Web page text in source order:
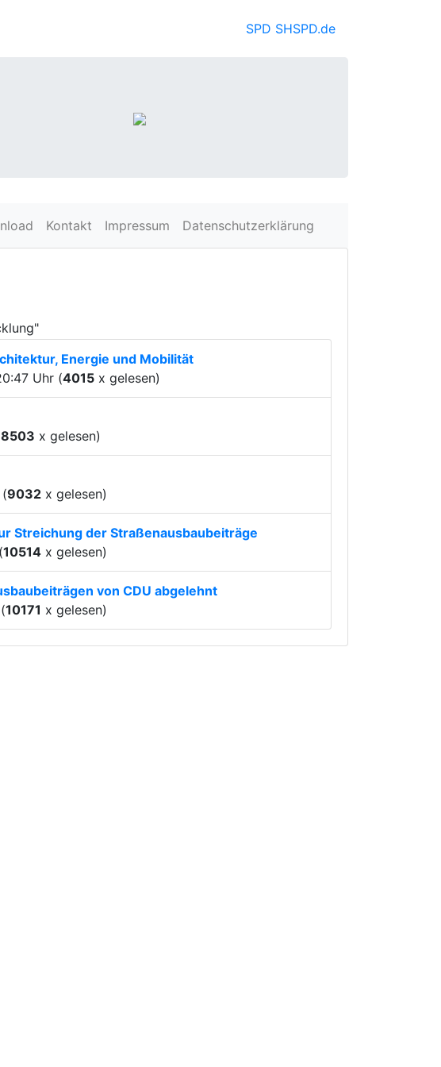
SPD SHSPD.de
Kontakt Impressum Datenschutzerklärung
Energie und Mobilität
Uhr (4015 x gelesen)
8503 x gelesen)
9032 x gelesen)
Streichung der Straßenausbaubeiträge
10514 x gelesen)
von CDU abgelehnt
10171 x gelesen)